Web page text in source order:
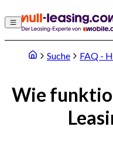
Suche FAQ -
Wie